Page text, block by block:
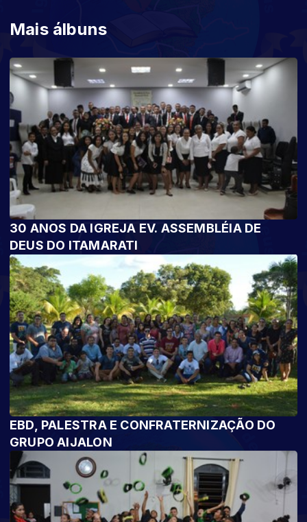
Mais álbuns
30 ANOS DA IGREJA EV. ASSEMBLÉIA DE
DEUS DO ITAMARATI
EBD, PALESTRA E CONFRATERNIZAÇÃO DO
GRUPO AIJALON